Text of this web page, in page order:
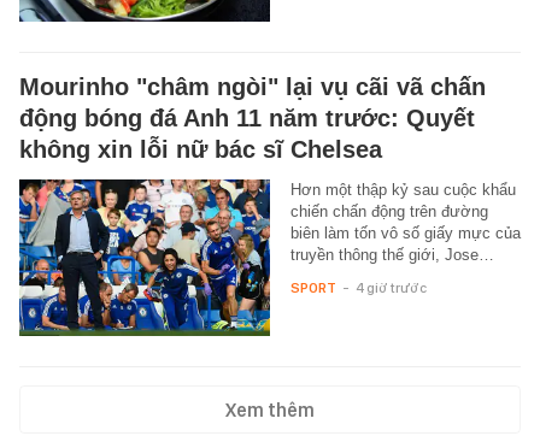
Mourinho "châm ngòi" lại vụ cãi vã chấn
động bóng đá Anh 11 năm trước: Quyết
không xin lỗi nữ bác sĩ Chelsea
Hơn một thập kỷ sau cuộc khẩu
chiến chấn động trên đường
biên làm tốn vô số giấy mực của
truyền thông thế giới, Jose…
SPORT - 4 giờ trước
Xem thêm